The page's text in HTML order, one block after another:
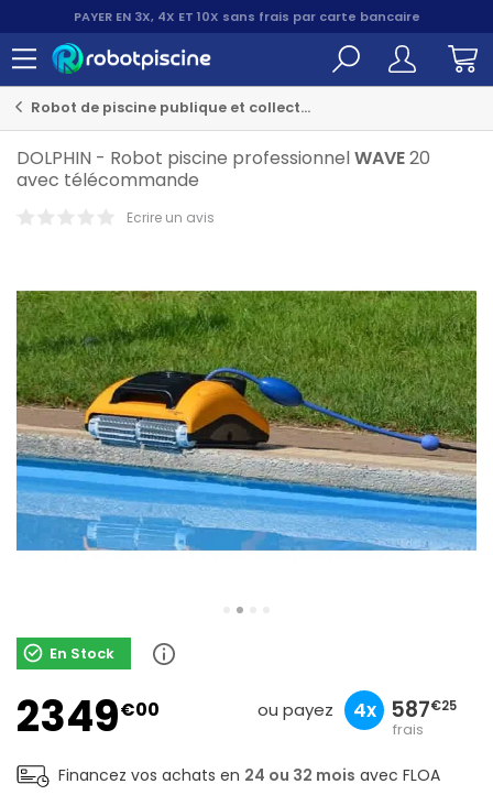
PAYER EN 3X, 4X ET 10X sans frais par carte bancaire
Robot de piscine publique et collective
DOLPHIN - Robot piscine professionnelWAVE20
avec télécommande
Ecrire un avis
En Stock
2349€00 ou payez
783€00 4x 587€25
234€90
frais
Financez vos achats en 24 ou 32 mois avec FLOA